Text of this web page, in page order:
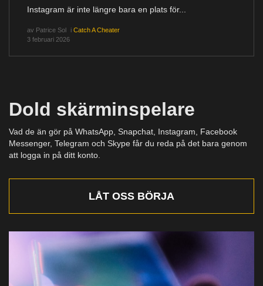
Instagram är inte längre bara en plats för...
av Patrice Sol i Catch A Cheater
3 februari 2026
Dold skärminspelare
Vad de än gör på WhatsApp, Snapchat, Instagram, Facebook
Messenger, Telegram och Skype får du reda på det bara genom
att logga in på ditt konto.
LÅT OSS BÖRJA